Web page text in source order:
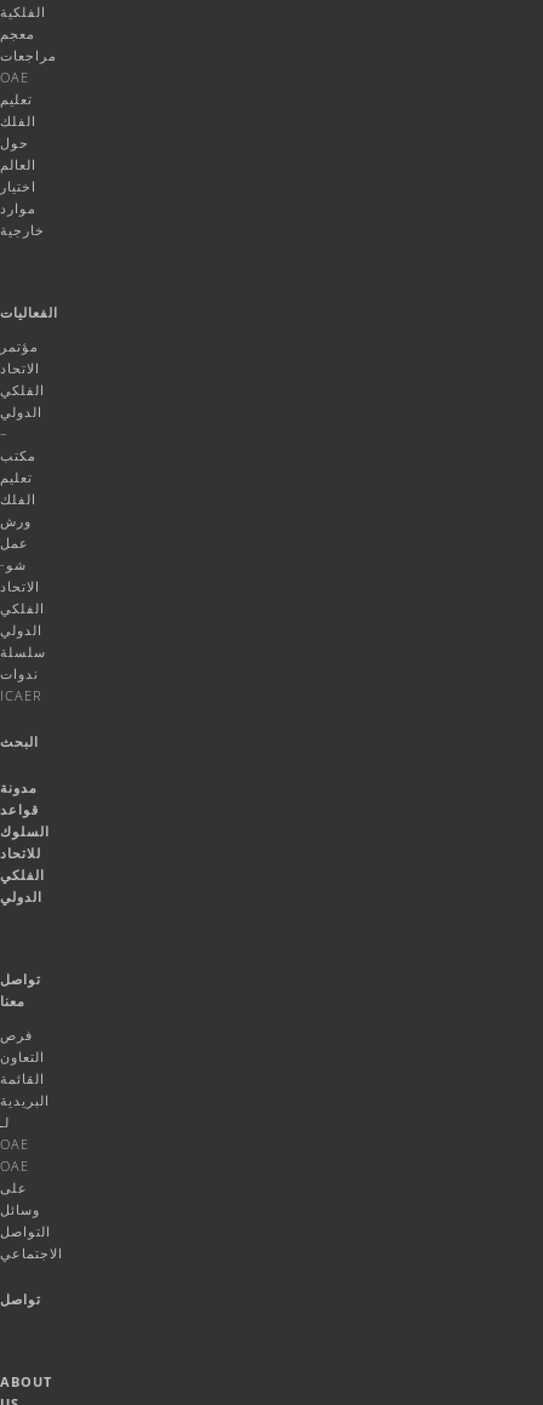
الفلكية
معجم
مراجعات
OAE
تعليم
الفلك
حول
العالم
اختيار
موارد
خارجية
الفعاليات
مؤتمر
الاتحاد
الفلكي
الدولي
–
مكتب
تعليم
الفلك
ورش
عمل
شو-
الاتحاد
الفلكي
الدولي
سلسلة
ندوات
ICAER
البحث
مدونة
قواعد
السلوك
للاتحاد
الفلكي
الدولي
تواصل
معنا
فرص
التعاون
القائمة
البريدية
لـ
OAE
OAE
على
وسائل
التواصل
الاجتماعي
تواصل
ABOUT